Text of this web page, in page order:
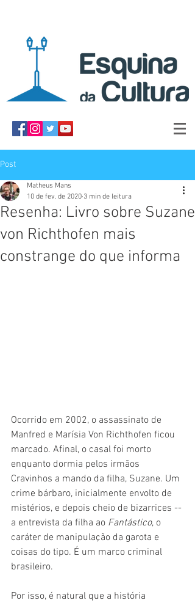
Post
Resenha: Livro sobre Suzane
von Richthofen mais
constrange do que informa
Matheus Mans
10 de fev. de 2020 3 min de leitura
Ocorrido em 2002, o assassinato de
Manfred e Marísia Von Richthofen ficou
marcado. Afinal, o casal foi morto
enquanto dormia pelos irmãos
Cravinhos a mando da filha, Suzane. Um
crime bárbaro, inicialmente envolto de
mistérios, e depois cheio de bizarrices --
a entrevista da filha ao Fantástico, o
caráter de manipulação da garota e
coisas do tipo. É um marco criminal
brasileiro.
Por isso, é natural que a história